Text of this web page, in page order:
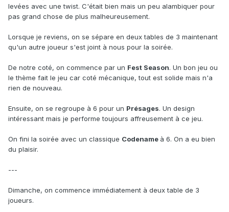
levées avec une twist. C'était bien mais un peu alambiquer pour
pas grand chose de plus malheureusement.
Lorsque je reviens, on se sépare en deux tables de 3 maintenant
qu'un autre joueur s'est joint à nous pour la soirée.
De notre coté, on commence par un Fest Season. Un bon jeu ou
le thème fait le jeu car coté mécanique, tout est solide mais n'a
rien de nouveau.
Ensuite, on se regroupe à 6 pour un Présages. Un design
intéressant mais je performe toujours affreusement à ce jeu.
On fini la soirée avec un classique Codename à 6. On a eu bien
du plaisir.
---
Dimanche, on commence immédiatement à deux table de 3
joueurs.